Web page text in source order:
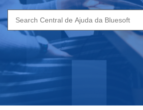
Search
for: